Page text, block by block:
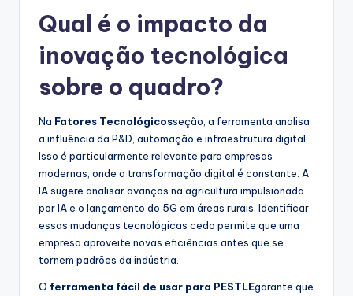
Qual é o impacto da
inovação tecnológica
sobre o quadro?
Na Fatores Tecnológicosseção, a ferramenta analisa
a influência da P&D, automação e infraestrutura digital.
Isso é particularmente relevante para empresas
modernas, onde a transformação digital é constante. A
IA sugere analisar avanços na agricultura impulsionada
por IA e o lançamento do 5G em áreas rurais. Identificar
essas mudanças tecnológicas cedo permite que uma
empresa aproveite novas eficiências antes que se
tornem padrões da indústria.
O ferramenta fácil de usar para PESTLEgarante que